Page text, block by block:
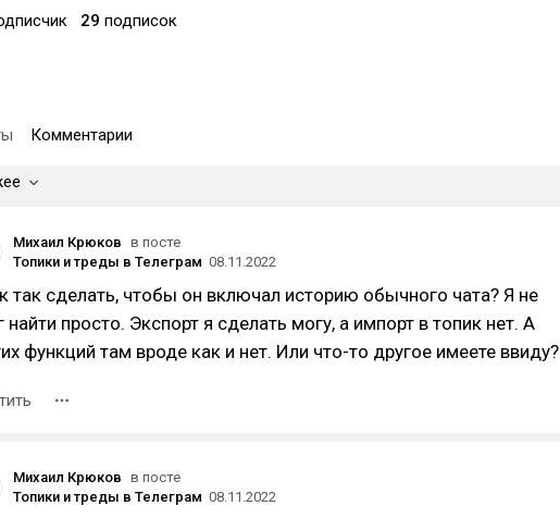
29 подписок
Комментарии
Михаил Крюков в посте
Топики и треды в Телеграм 08.11.2022
так сделать, чтобы он включал историю обычного чата? Я не
найти просто. Экспорт я сделать могу, а импорт в топик нет. А
функций там вроде как и нет. Или что-то другое имеете ввиду?
Михаил Крюков в посте
Топики и треды в Телеграм 08.11.2022